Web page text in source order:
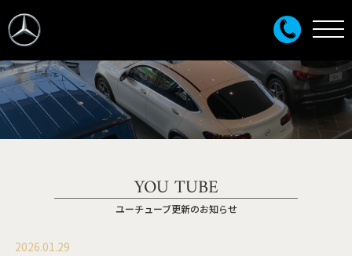
YOU TUBE
ユーチューブ更新のお知らせ
2026.01.29